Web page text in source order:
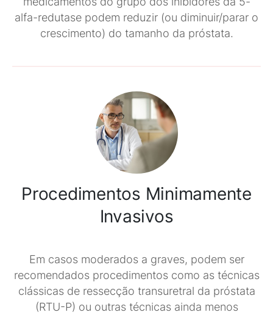
alfa-redutase podem reduzir (ou diminuir/parar o
crescimento) do tamanho da próstata.
Procedimentos Minimamente
Invasivos
Em casos moderados a graves, podem ser
recomendados procedimentos como as técnicas
clássicas de ressecção transuretral da próstata
(RTU-P) ou outras técnicas ainda menos